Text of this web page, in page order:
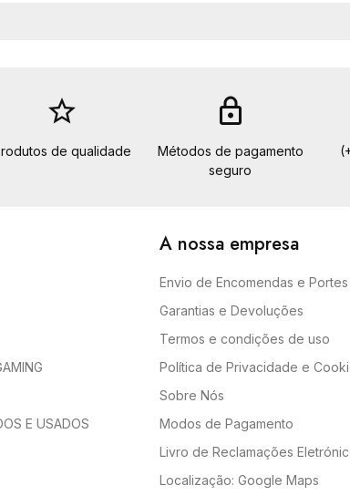
star_border
de qualidade
lock
Métodos de pagamento
seguro
E USADOS
A nossa empresa
Envio de Encomendas e Portes
Garantias e Devoluções
Termos e condições de uso
Política de Privacidade e
Sobre Nós
Modos de Pagamento
Livro de Reclamações
Localização: Google Maps